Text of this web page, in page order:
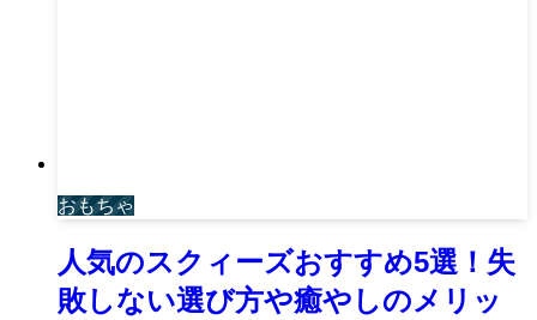
おもちゃ
人気のスクィーズおすすめ5選！失
敗しない選び方や癒やしのメリッ